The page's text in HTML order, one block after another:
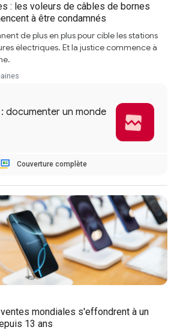
: les voleurs de câbles de bornes
à être condamnés
de plus en plus pour cible les stations
électriques. Et la justice commence à
Couverture complète
mondiales s'effondrent à un
13 ans